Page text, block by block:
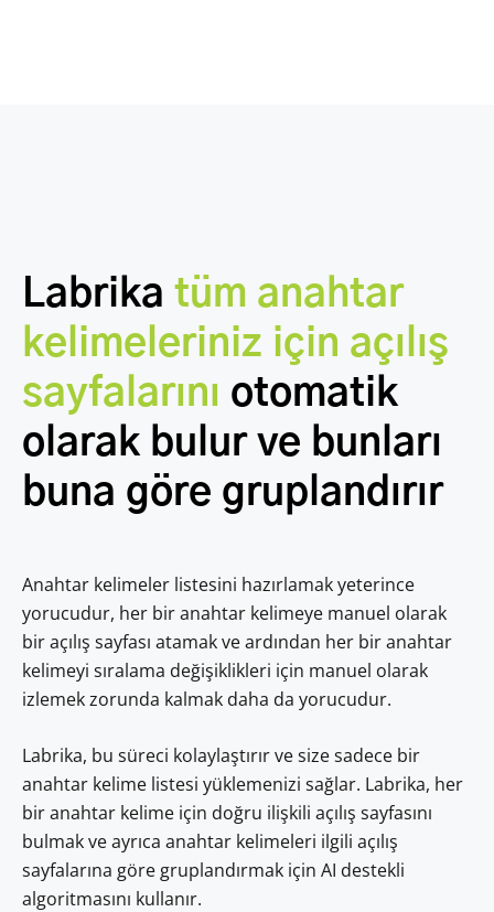
Labrika tüm anahtar
kelimeleriniz için açılış
sayfalarını otomatik
olarak bulur ve bunları
buna göre gruplandırır
Anahtar kelimeler listesini hazırlamak yeterince
yorucudur, her bir anahtar kelimeye manuel olarak
bir açılış sayfası atamak ve ardından her bir anahtar
kelimeyi sıralama değişiklikleri için manuel olarak
izlemek zorunda kalmak daha da yorucudur.
Labrika, bu süreci kolaylaştırır ve size sadece bir
anahtar kelime listesi yüklemenizi sağlar. Labrika, her
bir anahtar kelime için doğru ilişkili açılış sayfasını
bulmak ve ayrıca anahtar kelimeleri ilgili açılış
sayfalarına göre gruplandırmak için AI destekli
algoritmasını kullanır.